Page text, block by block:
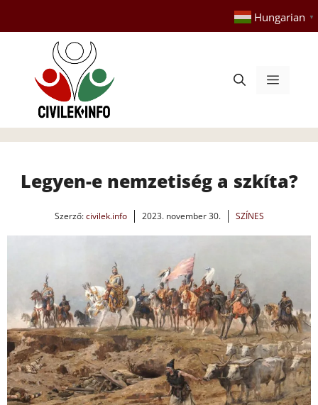
tartalomba
Hungarian ▼
Menü
Legyen-e nemzetiség a szkíta?
Szerző:civilek.info 2023. november 30. SZÍNES